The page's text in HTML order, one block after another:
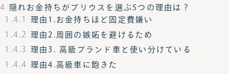
隠れお金持ちがプリウスを選ぶ5つの理由は？
1.4.1 理由1.お金持ちほど固定費嫌い
1.4.2 理由2.周囲の嫉妬を避けるため
1.4.3 理由3. 高級ブランド車と使い分けている
1.4.4 理由4.高級車に飽きた